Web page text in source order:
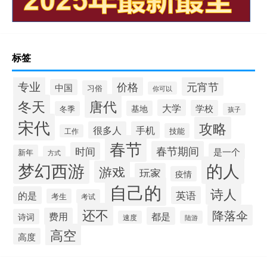
标签
专业 中国 习俗 价格 你可以 元宵节
冬天 冬季 唐代 基地 大学 学校 孩子
宋代 工作 很多人 手机 技能 攻略
新年 方式 时间 春节 春节期间 是一个
梦幻西游 游戏 玩家 疫情 的人
的是 考生 考试 自己的 英语 诗人
诗词 费用 还不 速度 都是 陆游 降落伞
高度 高空